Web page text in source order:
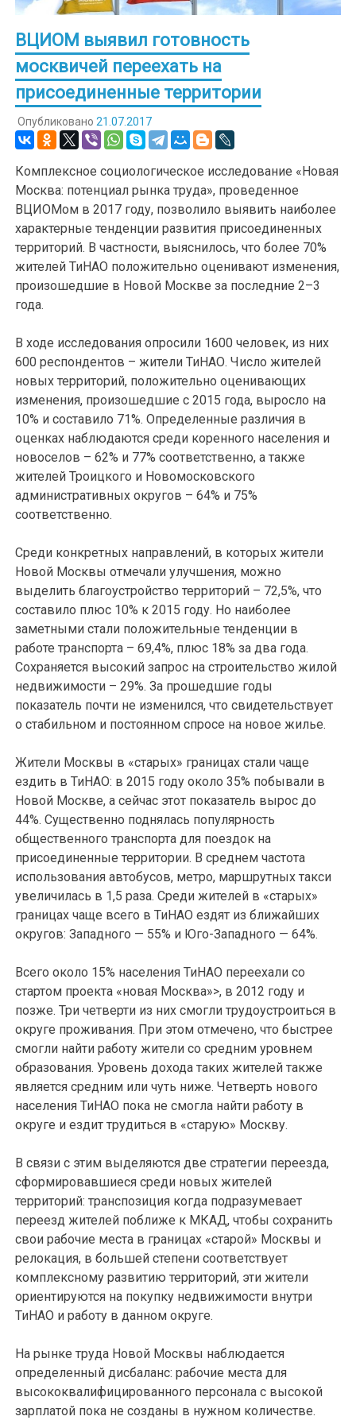
ВЦИОМ выявил готовность
москвичей переехать на
присоединенные территории
Опубликовано 21.07.2017
Комплексное социологическое исследование «Новая
Москва: потенциал рынка труда», проведенное
ВЦИОМом в 2017 году, позволило выявить наиболее
характерные тенденции развития присоединенных
территорий. В частности, выяснилось, что более 70%
жителей ТиНАО положительно оценивают изменения,
произошедшие в Новой Москве за последние 2–3
года.
В ходе исследования опросили 1600 человек, из них
600 респондентов – жители ТиНАО. Число жителей
новых территорий, положительно оценивающих
изменения, произошедшие с 2015 года, выросло на
10% и составило 71%. Определенные различия в
оценках наблюдаются среди коренного населения и
новоселов – 62% и 77% соответственно, а также
жителей Троицкого и Новомосковского
административных округов – 64% и 75%
соответственно.
Среди конкретных направлений, в которых жители
Новой Москвы отмечали улучшения, можно
выделить благоустройство территорий – 72,5%, что
составило плюс 10% к 2015 году. Но наиболее
заметными стали положительные тенденции в
работе транспорта – 69,4%, плюс 18% за два года.
Сохраняется высокий запрос на строительство жилой
недвижимости – 29%. За прошедшие годы
показатель почти не изменился, что свидетельствует
о стабильном и постоянном спросе на новое жилье.
Жители Москвы в «старых» границах стали чаще
ездить в ТиНАО: в 2015 году около 35% побывали в
Новой Москве, а сейчас этот показатель вырос до
44%. Существенно поднялась популярность
общественного транспорта для поездок на
присоединенные территории. В среднем частота
использования автобусов, метро, маршрутных такси
увеличилась в 1,5 раза. Среди жителей в «старых»
границах чаще всего в ТиНАО ездят из ближайших
округов: Западного — 55% и Юго-Западного — 64%.
Всего около 15% населения ТиНАО переехали со
стартом проекта «новая Москва»>, в 2012 году и
позже. Три четверти из них смогли трудоустроиться в
округе проживания. При этом отмечено, что быстрее
смогли найти работу жители со средним уровнем
образования. Уровень дохода таких жителей также
является средним или чуть ниже. Четверть нового
населения ТиНАО пока не смогла найти работу в
округе и ездит трудиться в «старую» Москву.
В связи с этим выделяются две стратегии переезда,
сформировавшиеся среди новых жителей
территорий: транспозиция когда подразумевает
переезд жителей поближе к МКАД, чтобы сохранить
свои рабочие места в границах «старой» Москвы и
релокация, в большей степени соответствует
комплексному развитию территорий, эти жители
ориентируются на покупку недвижимости внутри
ТиНАО и работу в данном округе.
На рынке труда Новой Москвы наблюдается
определенный дисбаланс: рабочие места для
высококвалифицированного персонала с высокой
зарплатой пока не созданы в нужном количестве.